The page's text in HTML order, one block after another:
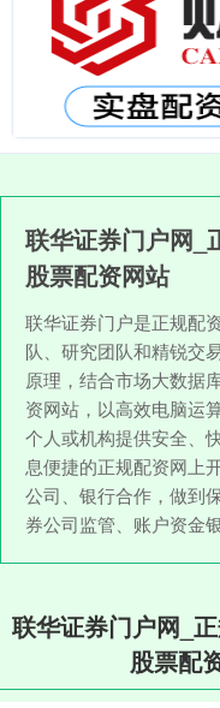
联华证券门户网_
股票配资网站
联华证券门户是正规配
队、研究团队和精锐交
原理，结合市场大数据
资网站，以高效电脑运
个人或机构提供安全、
息便捷的正规配资网上
公司、银行合作，做到
券公司监管、账户资金
联华证券门户网_
股票配